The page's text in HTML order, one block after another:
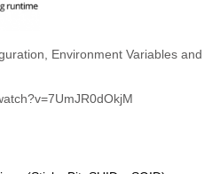
Environment Variables and